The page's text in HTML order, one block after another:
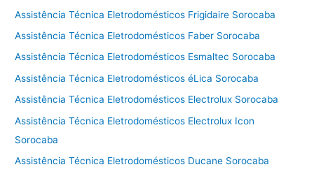
Assistência Técnica Eletrodomésticos Frigidaire Sorocaba
Assistência Técnica Eletrodomésticos Faber Sorocaba
Assistência Técnica Eletrodomésticos Esmaltec Sorocaba
Assistência Técnica Eletrodomésticos éLica Sorocaba
Assistência Técnica Eletrodomésticos Electrolux Sorocaba
Assistência Técnica Eletrodomésticos Electrolux Icon
Sorocaba
Assistência Técnica Eletrodomésticos Ducane Sorocaba